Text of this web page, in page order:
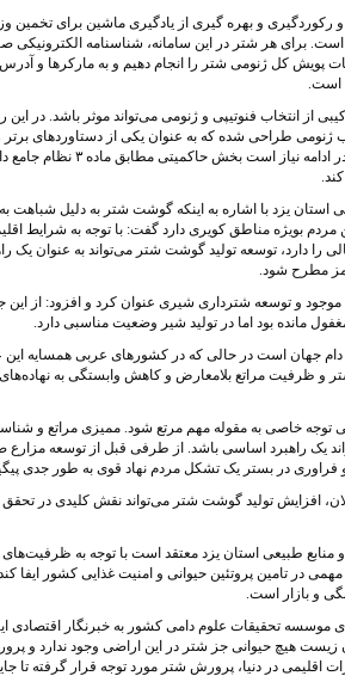
رکوردگیری و بهره گیری از یادگیری ماشین برای تخمین
تا کنون قریب به ۴۵۰ رکورد تهیه شده است. برای هر شتر در این سامانه،
پویش کل ژنومی شتر را انجام دهیم و به مارکرها و
است.
انتخاب فنوتیپی و ژنومی می‌تواند موثر باشد. در این
ژنومی طراحی شده که به عنوان یکی از دستاوردهای
پژوهش دو سال پیش مورد تجلیل قرار گرفته
یزد با اشاره به اینکه گوشت شتر به دلیل شباهت
بویژه مناطق کویری دارد گفت: با توجه به شرایط
دارد، توسعه تولید گوشت شتر می‌تواند به عنوان یک
مطرح شود.
و توسعه شترداری شیری عنوان کرد و افزود: از
مانده بود اما در تولید شیر وضعیت مناسبی دارد.
و ظرفیت مراتع بلامعارض و کاهش وابستگی به
خاصی به مقوله مهم مرتع شود. ممیزی مراتع و
یک راهبرد اساسی باشد. از طرفی قبل از توسعه مزارع
و فراوری در بستر یک تشکل مردم نهاد قوی به طور جدی
افزایش تولید گوشت شتر می‌تواند نقش کلیدی در تحقق
طبیعی استان یزد معتقد است با توجه به ظرفیت‌‌های
تامین پروتئین حیوانی و امنیت غذایی کشور ایفا کند،
و بازار است.
موسسه تحقیقات علوم دامی کشور به خبرنگار اقتصادی
زیست هیچ حیوانی جز شتر در این اراضی وجود ندارد و
اقلیمی در دنیا، پرورش شتر مورد توجه قرار گرفته تا